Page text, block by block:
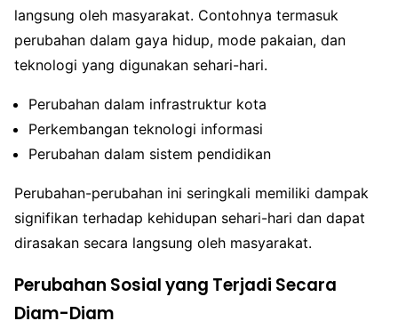
langsung oleh masyarakat. Contohnya termasuk
perubahan dalam gaya hidup, mode pakaian, dan
teknologi yang digunakan sehari-hari.
Perubahan dalam infrastruktur kota
Perkembangan teknologi informasi
Perubahan dalam sistem pendidikan
Perubahan-perubahan ini seringkali memiliki dampak
signifikan terhadap kehidupan sehari-hari dan dapat
dirasakan secara langsung oleh masyarakat.
Perubahan Sosial yang Terjadi Secara
Diam-Diam